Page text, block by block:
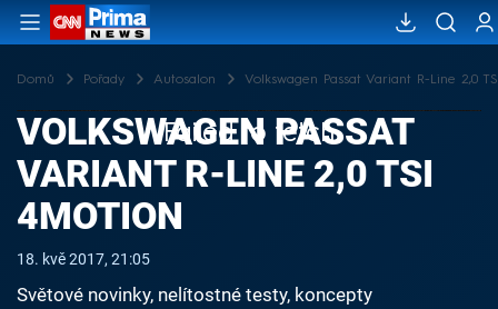
Domů Pořady Autosalon Volkswagen Passat Variant R-Line 2,0
Failed to fetch
VOLKSWAGEN PASSAT
VARIANT R-LINE 2,0 TSI
4MOTION
18. kvě 2017, 21:05
Světové novinky, nelítostné testy, koncepty